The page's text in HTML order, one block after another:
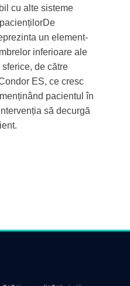
cu alte sisteme
un element-
inferioare ale
de către
ES, ce cresc
pacientul în
să decurgă